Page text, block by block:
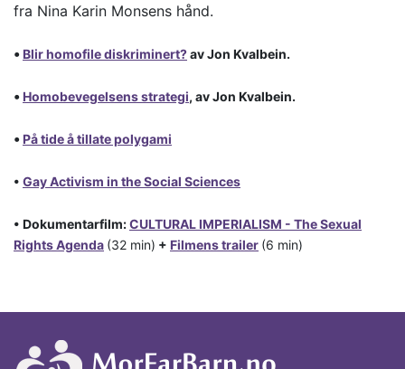
fra Nina Karin Monsens hånd.
•Blir homofile diskriminert?av Jon Kvalbein.
•Homobevegelsens strategi, av Jon Kvalbein.
•På tide å tillate polygami
• Gay Activism in the Social Sciences
• Dokumentarfilm:CULTURAL IMPERIALISM - The Sexual
Rights Agenda (32 min) + Filmens trailer (6 min)